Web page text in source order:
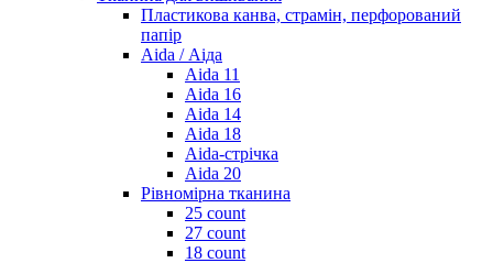
Пластикова канва, страмін, перфорований
папір
Aida / Аіда
Aida 11
Aida 16
Aida 14
Aida 18
Aida-стрічка
Aida 20
Рівномірна тканина
25 count
27 count
18 count